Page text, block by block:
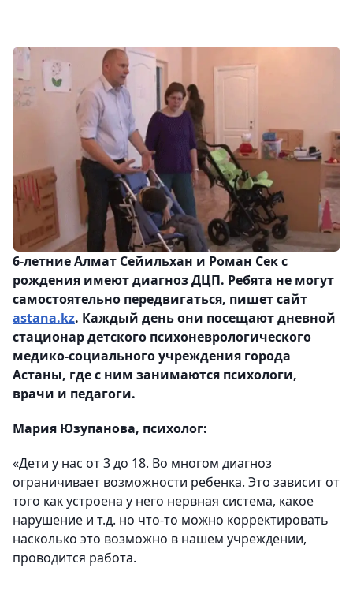
6-летние Алмат Сейильхан и Роман Сек с
рождения имеют диагноз ДЦП. Ребята не могут
самостоятельно передвигаться, пишет сайт
astana.kz. Каждый день они посещают дневной
стационар детского психоневрологического
медико-социального учреждения города
Астаны, где с ним занимаются психологи,
врачи и педагоги.
Мария Юзупанова, психолог:
«Дети у нас от 3 до 18. Во многом диагноз
ограничивает возможности ребенка. Это зависит от
того как устроена у него нервная система, какое
нарушение и т.д. но что-то можно корректировать
насколько это возможно в нашем учреждении,
проводится работа.